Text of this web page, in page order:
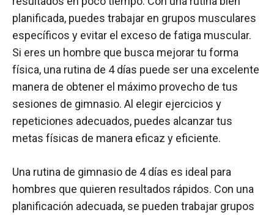
planificada, puedes trabajar en grupos musculares
específicos y evitar el exceso de fatiga muscular.
Si eres un hombre que busca mejorar tu forma
física, una rutina de 4 días puede ser una excelente
manera de obtener el máximo provecho de tus
sesiones de gimnasio. Al elegir ejercicios y
repeticiones adecuados, puedes alcanzar tus
metas físicas de manera eficaz y eficiente.
Una rutina de gimnasio de 4 días es ideal para
hombres que quieren resultados rápidos. Con una
planificación adecuada, se pueden trabajar grupos